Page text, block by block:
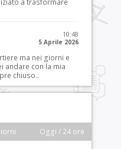
a trasformare
10:48
5 Aprile 2026
ma nei giorni e
andare con la mia
chiuso..
Oggi / 24 ore